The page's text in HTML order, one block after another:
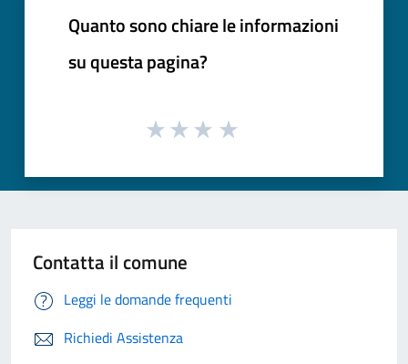
Quanto sono chiare le informazioni
su questa pagina?
Contatta il comune
Leggi le domande frequenti
Richiedi Assistenza